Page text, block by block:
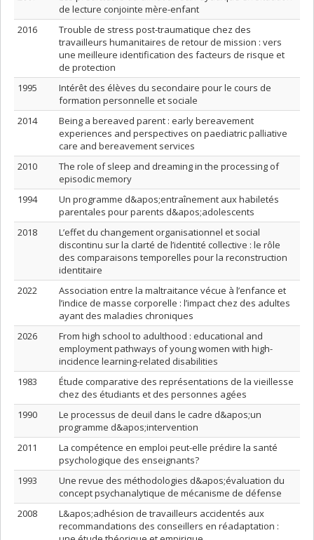
de lecture conjointe mère-enfant
2016
Trouble de stress post-traumatique chez des
travailleurs humanitaires de retour de mission : vers
une meilleure identification des facteurs de risque et
de protection
1995
Intérêt des élèves du secondaire pour le cours de
formation personnelle et sociale
2014
Being a bereaved parent : early bereavement
experiences and perspectives on paediatric palliative
care and bereavement services
2010
The role of sleep and dreaming in the processing of
episodic memory
1994
Un programme d&apos;entraînement aux habiletés
parentales pour parents d&apos;adolescents
2018
L’effet du changement organisationnel et social
discontinu sur la clarté de l’identité collective : le rôle
des comparaisons temporelles pour la reconstruction
identitaire
2022
Association entre la maltraitance vécue à l’enfance et
l’indice de masse corporelle : l’impact chez des adultes
ayant des maladies chroniques
2026
From high school to adulthood : educational and
employment pathways of young women with high-
incidence learning-related disabilities
1983
Étude comparative des représentations de la vieillesse
chez des étudiants et des personnes agées
1990
Le processus de deuil dans le cadre d&apos;un
programme d&apos;intervention
2011
La compétence en emploi peut-elle prédire la santé
psychologique des enseignants?
1993
Une revue des méthodologies d&apos;évaluation du
concept psychanalytique de mécanisme de défense
2008
L&apos;adhésion de travailleurs accidentés aux
recommandations des conseillers en réadaptation :